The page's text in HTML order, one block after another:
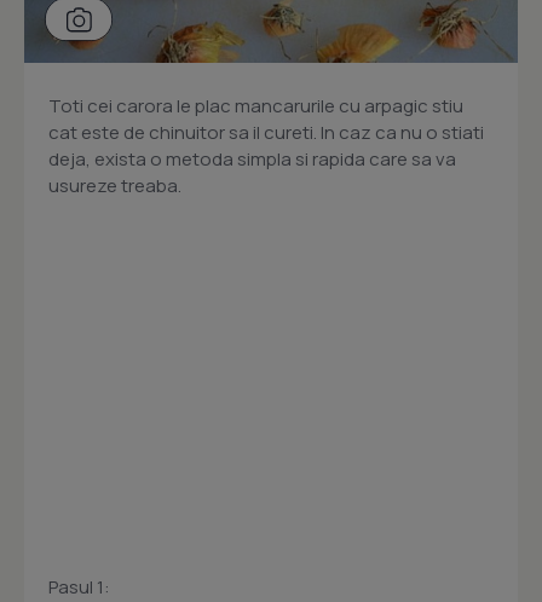
Toti cei carora le plac mancarurile cu arpagic stiu
cat este de chinuitor sa il cureti. In caz ca nu o stiati
deja, exista o metoda simpla si rapida care sa va
usureze treaba.
Pasul 1: